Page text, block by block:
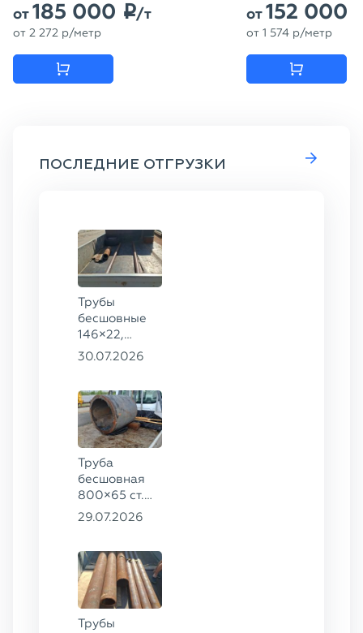
от185 000 p/т
от 2 272 p/метр
от152 000
от 1 574 p/метр
ПОСЛЕДНИЕ ОТГРУЗКИ
Трубы
бесшовные
146×22,
68×12 ГОСТ
30.07.2026
Труба
бесшовная
800×65 ст.
17ГС
29.07.2026
Трубы